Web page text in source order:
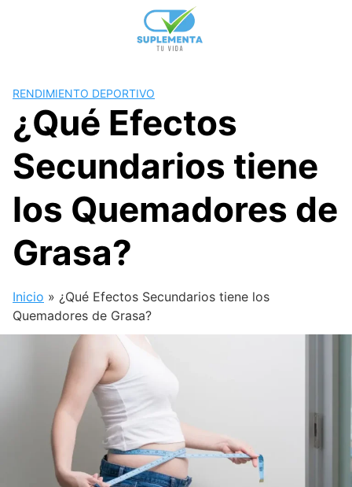
RENDIMIENTO DEPORTIVO
¿Qué Efectos
Secundarios tiene
los Quemadores de
Grasa?
Inicio » ¿Qué Efectos Secundarios tiene los
Quemadores de Grasa?